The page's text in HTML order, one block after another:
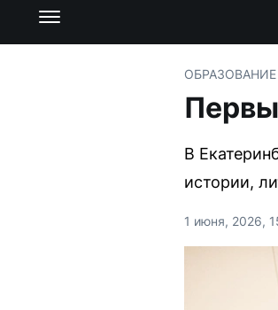
ОБРАЗОВАНИЕ
В
истории,
1 июня, 2026,